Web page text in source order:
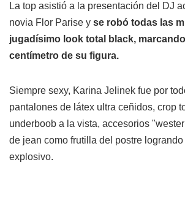
La top asistió a la presentación del DJ
novia Flor Parise y se robó todas las
jugadísimo look total black,
centímetro de su figura.
Siempre sexy, Karina Jelinek fue por
pantalones de látex ultra ceñidos, crop
underboob a la vista, accesorios
de jean como frutilla del postre logrando
explosivo.